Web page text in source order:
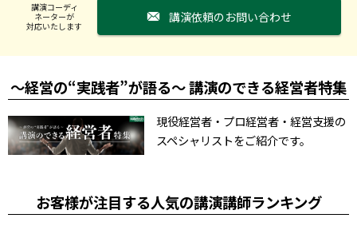
講演コーディ
ネーターが
対応いたします
講演依頼のお問い合わせ
～経営の“実践者”が語る～ 講演のできる経営者特集
現役経営者・プロ経営者・経営支援の
スペシャリストをご紹介です。
お客様が注目する人気の講演講師ランキング